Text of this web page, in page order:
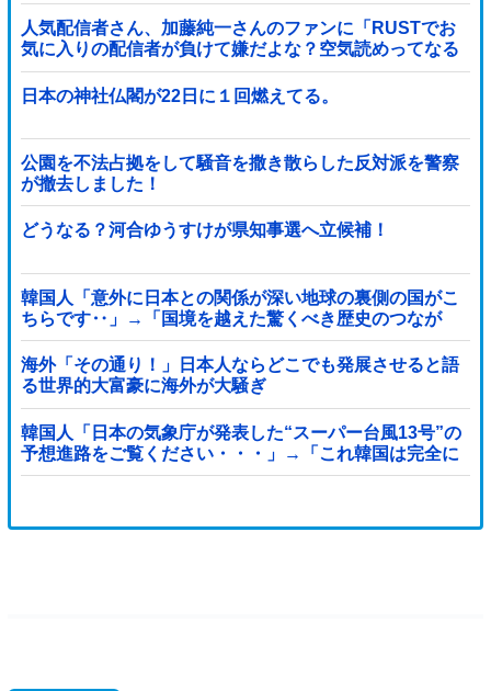
人気配信者さん、加藤純一さんのファンに「RUSTでお
気に入りの配信者が負けて嫌だよな？空気読めってなる
よな？その結果がVCR。お前らVCR向いて...
日本の神社仏閣が22日に１回燃えてる。
公園を不法占拠をして騒音を撒き散らした反対派を警察
が撤去しました！
どうなる？河合ゆうすけが県知事選へ立候補！
韓国人「意外に日本との関係が深い地球の裏側の国がこ
ちらです‥」→「国境を越えた驚くべき歴史のつなが
り‥」
海外「その通り！」日本人ならどこでも発展させると語
る世界的大富豪に海外が大騒ぎ
韓国人「日本の気象庁が発表した“スーパー台風13号”の
予想進路をご覧ください・・・」→「これ韓国は完全に
直撃なんだけど」「信じませんｗｗｗ」